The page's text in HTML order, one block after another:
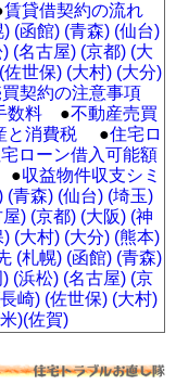
賃貸借契約の流れ
) (函館) (青森) (仙台)
(名古屋) (京都) (大
(佐世保) (大村) (大分)
契約の注意事項
数料 ●不動産売買
と消費税 ●住宅ロ
ローン借入可能額
●収益物件収支シミ
(青森) (仙台) (埼玉)
屋) (京都) (大阪) (神
) (大村) (大分) (熊本)
(札幌) (函館) (青森)
(浜松) (名古屋) (京
崎) (佐世保) (大村)
)(佐賀)